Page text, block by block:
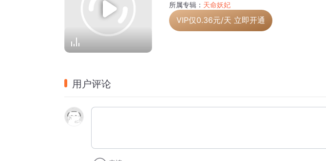
所属专辑： 天命妖妃
VIP仅0.36元/天 立即开通
用户评论